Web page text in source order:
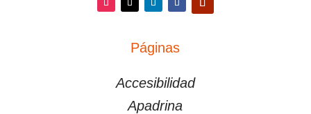
Facebook
Páginas
Accesibilidad
Apadrina